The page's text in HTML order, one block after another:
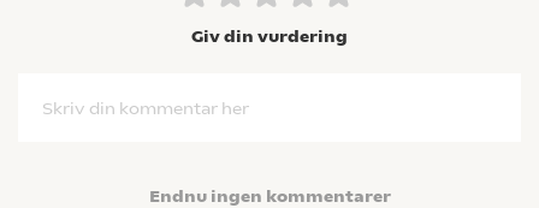
Giv din vurdering
Skriv din kommentar her
Endnu ingen kommentarer